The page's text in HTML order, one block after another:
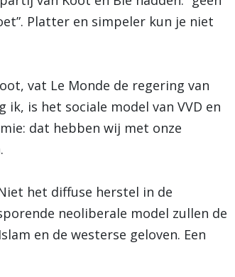
Platter en simpeler kun je niet
vat Le Monde de regering van
ik, is het sociale model van VVD en
dat hebben wij met onze
het diffuse herstel in de
neoliberale model zullen de
en de westerse geloven. Een